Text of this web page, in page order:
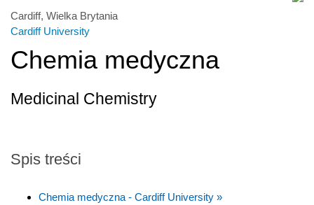
Cardiff, Wielka Brytania
Cardiff University
Chemia medyczna
Medicinal Chemistry
Spis treści
Chemia medyczna - Cardiff University »